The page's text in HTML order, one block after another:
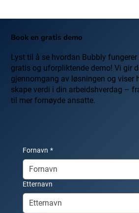
Book en gratis demo
Lyst til å se hvordan Bubbly
gratis og uforpliktende demo! Vi gir
gjennomgang av løsningen og viser
skape verdi i din arbeidshverdag –
til mer fornøyde ansatte.
Fornavn *
Etternavn